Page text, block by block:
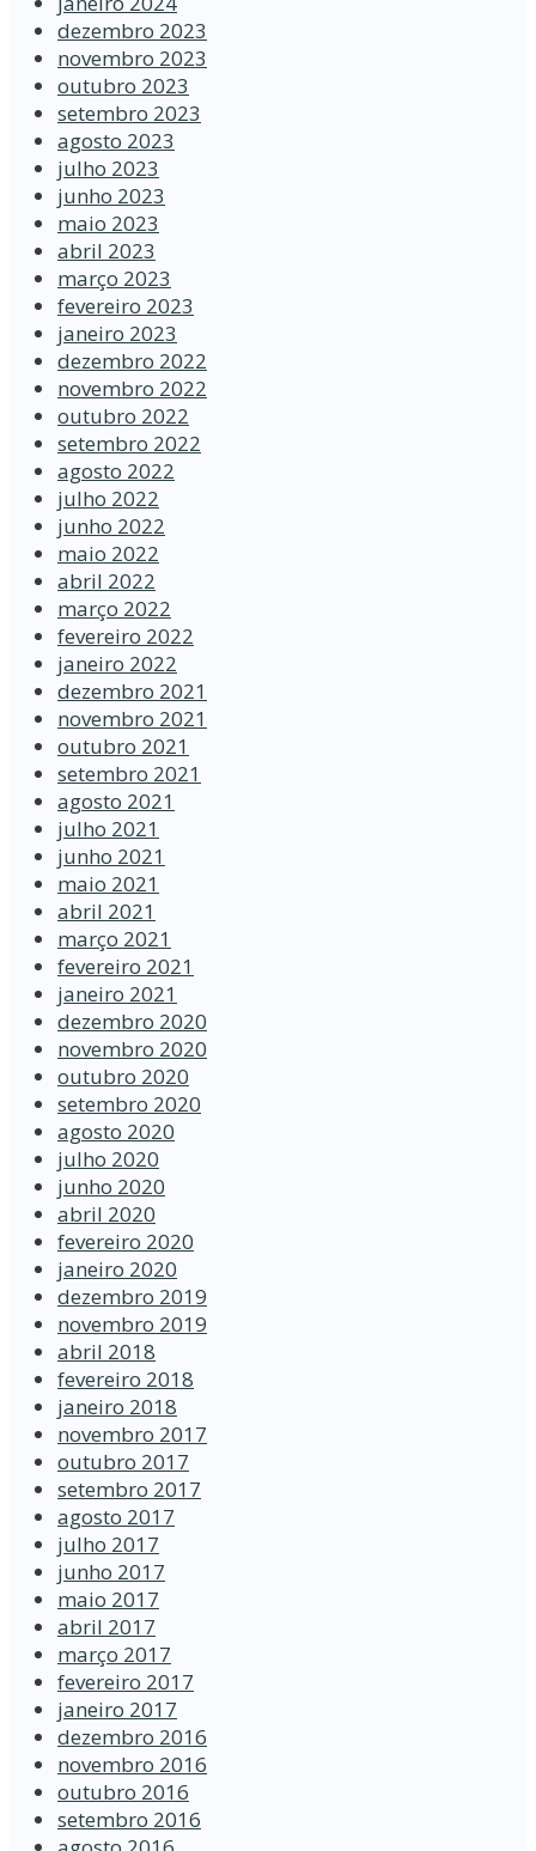
dezembro 2023
novembro 2023
outubro 2023
setembro 2023
agosto 2023
julho 2023
junho 2023
maio 2023
abril 2023
março 2023
fevereiro 2023
janeiro 2023
dezembro 2022
novembro 2022
outubro 2022
setembro 2022
agosto 2022
julho 2022
junho 2022
maio 2022
abril 2022
março 2022
fevereiro 2022
janeiro 2022
dezembro 2021
novembro 2021
outubro 2021
setembro 2021
agosto 2021
julho 2021
junho 2021
maio 2021
abril 2021
março 2021
fevereiro 2021
janeiro 2021
dezembro 2020
novembro 2020
outubro 2020
setembro 2020
agosto 2020
julho 2020
junho 2020
abril 2020
fevereiro 2020
janeiro 2020
dezembro 2019
novembro 2019
abril 2018
fevereiro 2018
janeiro 2018
novembro 2017
outubro 2017
setembro 2017
agosto 2017
julho 2017
junho 2017
maio 2017
abril 2017
março 2017
fevereiro 2017
janeiro 2017
dezembro 2016
novembro 2016
outubro 2016
setembro 2016